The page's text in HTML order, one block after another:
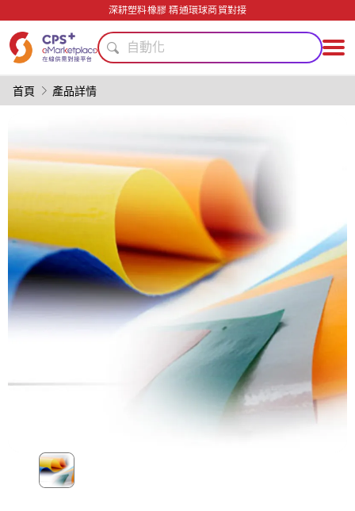
深耕塑料橡膠 精通環球商貿對接
PVC
自動化
安全包裝技術
PET
綠色成型方案
模具
PVC
PP
自動化
安全包裝技術
客制化
PET
首頁 產品詳情